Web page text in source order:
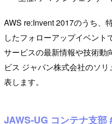
AWS re:Invent 2017のうち、
したフォローアップイベント
サービスの最新情報や技術動
ビス ジャパン株式会社のソ
表します。
JAWS-UG コンテナ支部